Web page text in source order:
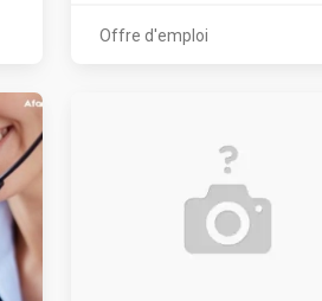
Offre d'emploi